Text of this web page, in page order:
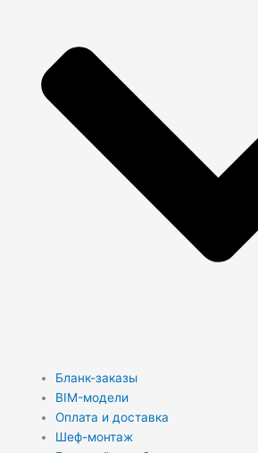
Бланк-заказы
BIM-модели
Оплата и доставка
Шеф-монтаж